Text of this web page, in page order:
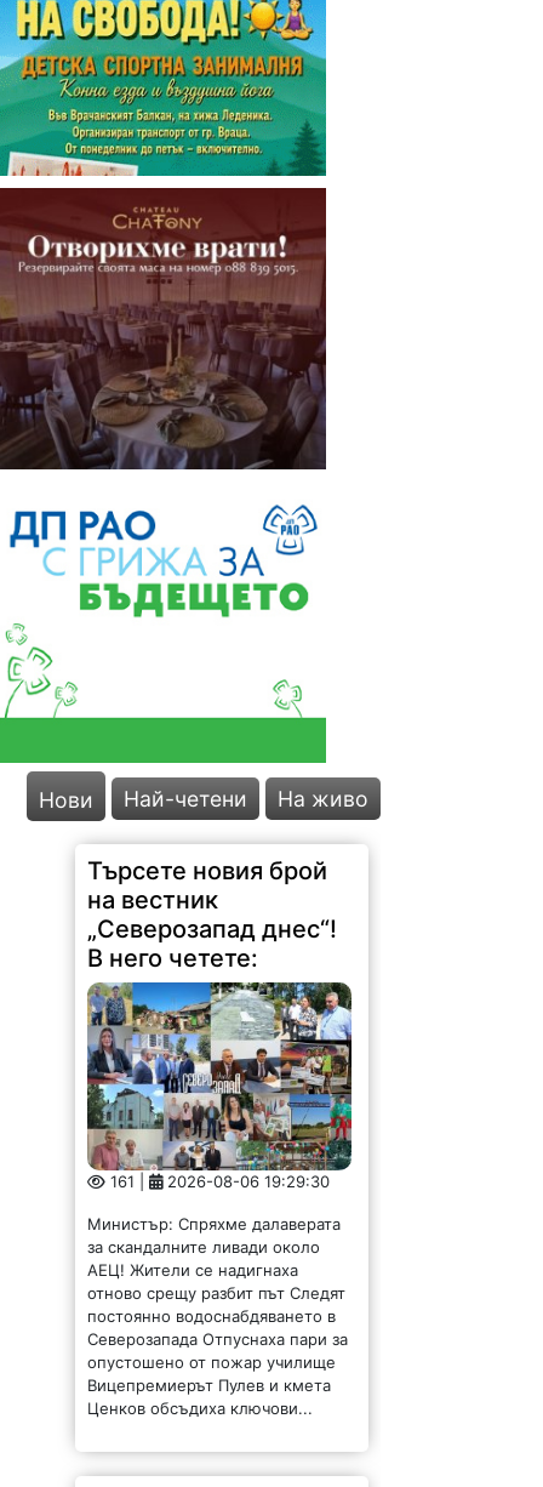
Нови Най-четени На живо
Търсете новия брой
на вестник
„Северозапад днес“!
В него четете:
161 | 2026-08-06 19:29:30
Министър: Спряхме далаверата
за скандалните ливади около
АЕЦ! Жители се надигнаха
отново срещу разбит път Следят
постоянно водоснабдяването в
Северозапада Отпуснаха пари за
опустошено от пожар училище
Вицепремиерът Пулев и кмета
Ценков обсъдиха ключови...